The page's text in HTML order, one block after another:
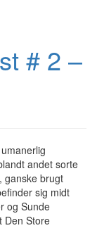
# 2 –
andet sorte
ganske brugt
sig midt
og Sunde
Den Store